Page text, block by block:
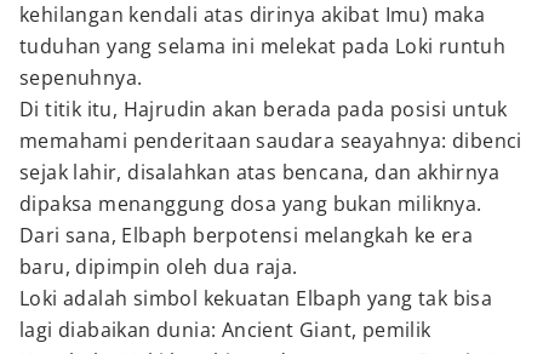
kehilangan kendali atas dirinya akibat Imu) maka
tuduhan yang selama ini melekat pada Loki runtuh
sepenuhnya.
Di titik itu, Hajrudin akan berada pada posisi untuk
memahami penderitaan saudara seayahnya: dibenci
sejak lahir, disalahkan atas bencana, dan akhirnya
dipaksa menanggung dosa yang bukan miliknya.
Dari sana, Elbaph berpotensi melangkah ke era
baru, dipimpin oleh dua raja.
Loki adalah simbol kekuatan Elbaph yang tak bisa
lagi diabaikan dunia: Ancient Giant, pemilik